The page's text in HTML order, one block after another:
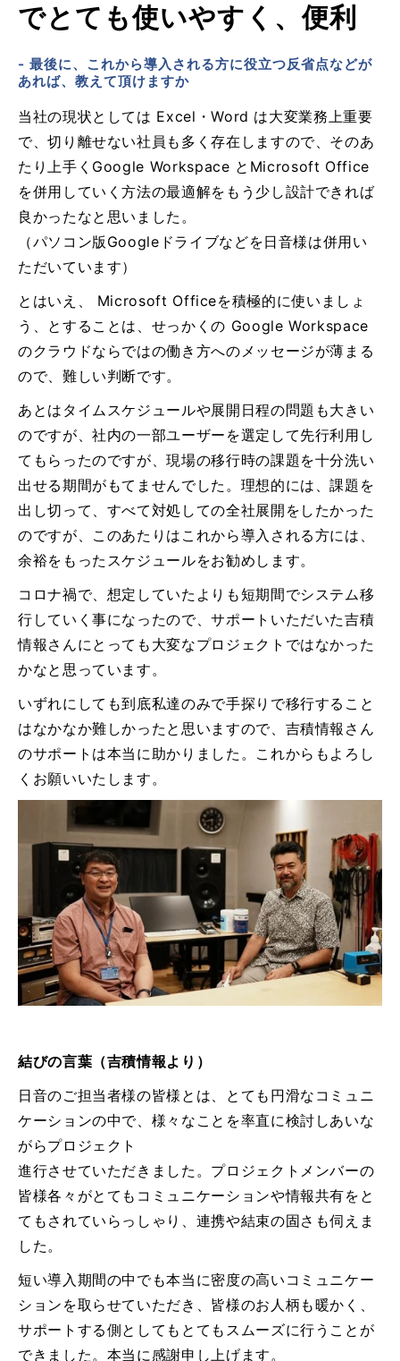
でとても使いやすく、便利
- 最後に、これから導入される方に役立つ反省点などが
あれば、教えて頂けますか
当社の現状としては Excel・Word は大変業務上重要
で、切り離せない社員も多く存在しますので、そのあ
たり上手くGoogle Workspace とMicrosoft Office
を併用していく方法の最適解をもう少し設計できれば
良かったなと思いました。
（パソコン版Googleドライブなどを日音様は併用い
ただいています）
とはいえ、 Microsoft Officeを積極的に使いましょ
う、とすることは、せっかくの Google Workspace
のクラウドならではの働き方へのメッセージが薄まる
ので、難しい判断です。
あとはタイムスケジュールや展開日程の問題も大きい
のですが、社内の一部ユーザーを選定して先行利用し
てもらったのですが、現場の移行時の課題を十分洗い
出せる期間がもてませんでした。理想的には、課題を
出し切って、すべて対処しての全社展開をしたかった
のですが、このあたりはこれから導入される方には、
余裕をもったスケジュールをお勧めします。
コロナ禍で、想定していたよりも短期間でシステム移
行していく事になったので、サポートいただいた吉積
情報さんにとっても大変なプロジェクトではなかった
かなと思っています。
いずれにしても到底私達のみで手探りで移行すること
はなかなか難しかったと思いますので、吉積情報さん
のサポートは本当に助かりました。これからもよろし
くお願いいたします。
結びの言葉（吉積情報より）
日音のご担当者様の皆様とは、とても円滑なコミュニ
ケーションの中で、様々なことを率直に検討しあいな
がらプロジェクト
進行させていただきました。プロジェクトメンバーの
皆様各々がとてもコミュニケーションや情報共有をと
てもされていらっしゃり、連携や結束の固さも伺えま
した。
短い導入期間の中でも本当に密度の高いコミュニケー
ションを取らせていただき、皆様のお人柄も暖かく、
サポートする側としてもとてもスムーズに行うことが
できました。本当に感謝申し上げます。